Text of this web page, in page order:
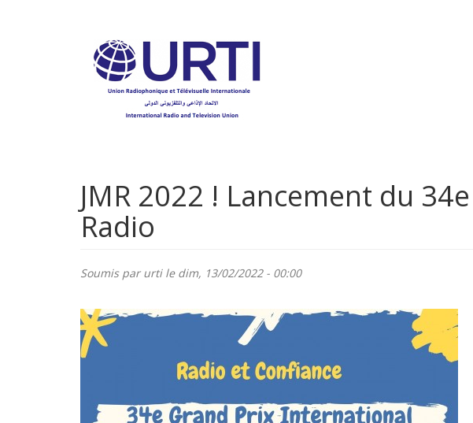
JMR 2022 ! Lancement du
Radio
Soumis par urtile dim, 13/02/2022 - 00:00